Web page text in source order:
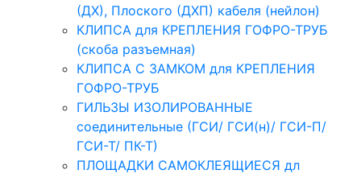
(ДХ), Плоского (ДХП) кабеля (нейлон)
КЛИПСА для КРЕПЛЕНИЯ ГОФРО-ТРУБ
(скоба разъемная)
КЛИПСА С ЗАМКОМ для КРЕПЛЕНИЯ
ГОФРО-ТРУБ
ГИЛЬЗЫ ИЗОЛИРОВАННЫЕ
соединительные (ГСИ/ ГСИ(н)/ ГСИ-П/
ГСИ-Т/ ПК-Т)
ПЛОЩАДКИ САМОКЛЕЯЩИЕСЯ дл